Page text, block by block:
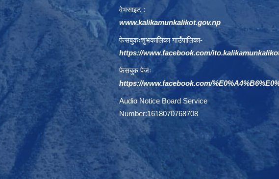
वेभसाइट :
www.kalikamunkalikot.gov.np
फेसबुकःशुभकालिका गाउँपालिका-
https://www.facebook.com/
फेसबुक पेजः
https://www.facebook.com/
Audio Notice Board Service
Number:1618070768708